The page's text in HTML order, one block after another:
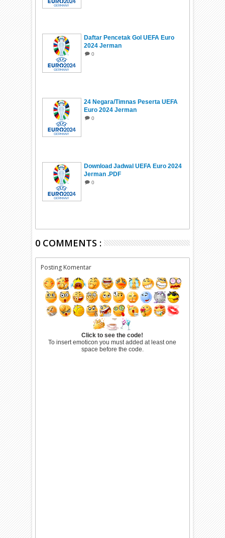
Daftar Pencetak Gol UEFA Euro
2024 Jerman
0
24 Negara/Timnas Peserta UEFA
Euro 2024 Jerman
0
Download Jadwal UEFA Euro 2024
Jerman .PDF
0
0 COMMENTS :
Posting Komentar
Click to see the code!
To insert emoticon you must added at least one
space before the code.